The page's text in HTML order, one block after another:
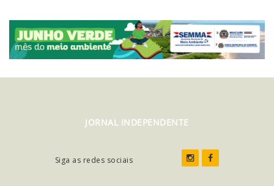
JORNAL INDEPENDENTE
Siga as redes sociais